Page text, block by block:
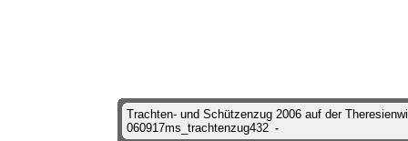
Trachten- und Schützenzug 2006 auf der
060917ms_trachtenzug432 -